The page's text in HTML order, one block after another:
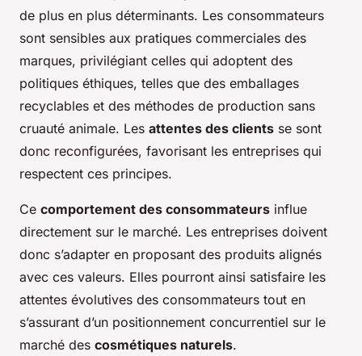
de plus en plus déterminants. Les consommateurs
sont sensibles aux pratiques commerciales des
marques, privilégiant celles qui adoptent des
politiques éthiques, telles que des emballages
recyclables et des méthodes de production sans
cruauté animale. Les attentes des clients se sont
donc reconfigurées, favorisant les entreprises qui
respectent ces principes.
Ce comportement des consommateurs influe
directement sur le marché. Les entreprises doivent
donc s’adapter en proposant des produits alignés
avec ces valeurs. Elles pourront ainsi satisfaire les
attentes évolutives des consommateurs tout en
s’assurant d’un positionnement concurrentiel sur le
marché des cosmétiques naturels.